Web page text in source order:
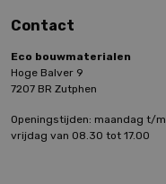
Contact
Eco bouwmaterialen
Hoge Balver 9
7207 BR Zutphen
Openingstijden: maandag t/m
vrijdag van 08.30 tot 17.00